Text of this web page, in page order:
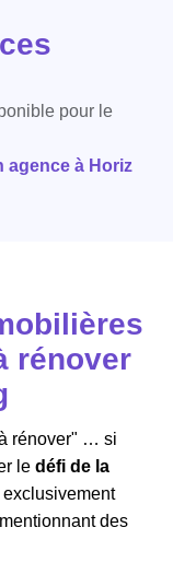
pour le
agence à Horiz
rénover
rénover" … si
le défi de la
des